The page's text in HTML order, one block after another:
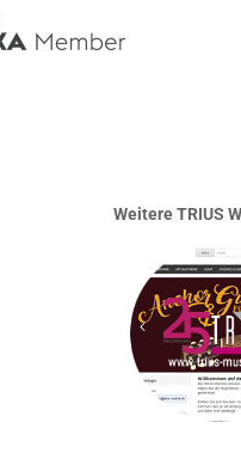
Weitere TRIUS